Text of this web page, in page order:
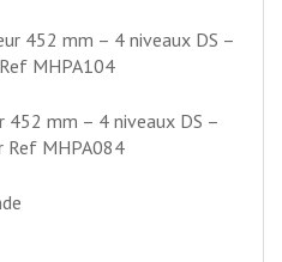
452 mm – 4 niveaux DS –
MHPA104
452 mm – 4 niveaux DS –
Ref MHPA084